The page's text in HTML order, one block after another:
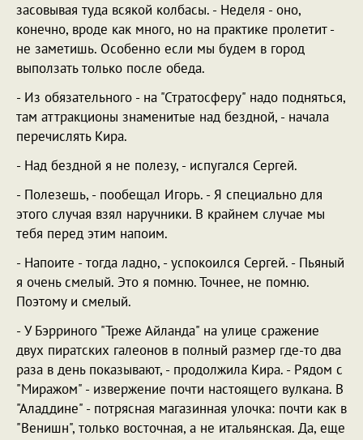
засовывая туда всякой колбасы. - Неделя - оно,
конечно, вроде как много, но на практике пролетит -
не заметишь. Особенно если мы будем в город
выползать только после обеда.
- Из обязательного - на "Стратосферу" надо подняться,
там аттракционы знаменитые над бездной, - начала
перечислять Кира.
- Над бездной я не полезу, - испугался Сергей.
- Полезешь, - пообещал Игорь. - Я специально для
этого случая взял наручники. В крайнем случае мы
тебя перед этим напоим.
- Напоите - тогда ладно, - успокоился Сергей. - Пьяный
я очень смелый. Это я помню. Точнее, не помню.
Поэтому и смелый.
- У Бэрриного "Треже Айланда" на улице сражение
двух пиратских галеонов в полный размер где-то два
раза в день показывают, - продолжила Кира. - Рядом с
"Миражом" - извержение почти настоящего вулкана. В
"Аладдине" - потрясная магазинная улочка: почти как в
"Венишн", только восточная, а не итальянская. Да, еще